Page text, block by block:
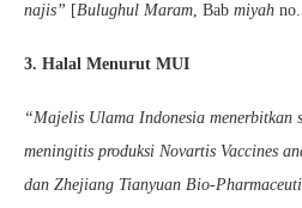
najis” [Bulughul Maram, Bab miyah
3. Halal Menurut MUI
“Majelis Ulama Indonesia menerbitkan
meningitis produksi Novartis Vaccines
dan Zhejiang Tianyuan Bio-